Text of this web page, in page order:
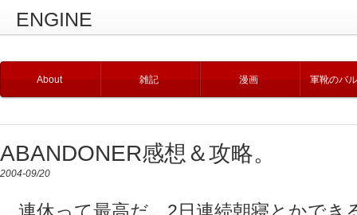
ENGINE
About 雑記 漫画 軍靴のバ
ABANDONER感想＆攻略。
2004-09/20